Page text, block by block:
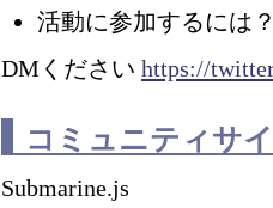
活動に参加するには
DMください https://
コミュニティサ
Submarine.js